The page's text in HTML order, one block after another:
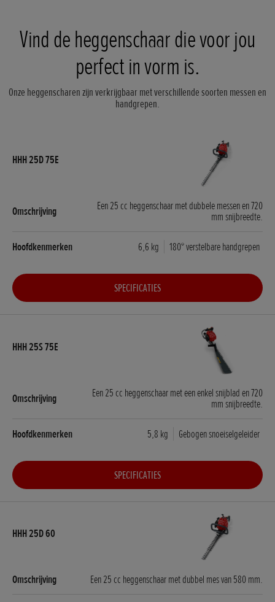
Vind de heggenschaar die voor jou
perfect in vorm is.
Onze heggenscharen zijn verkrijgbaar met verschillende soorten messen en
handgrepen.
Een 25 cc heggenschaar met dubbele messen en 720
mm snijbreedte.
6,6 kg 180° verstelbare handgrepen
SPECIFICATIES
Een 25 cc heggenschaar met een enkel snijblad en 720
mm snijbreedte.
5,8 kg Gebogen snoeiselgeleider
SPECIFICATIES
Een 25 cc heggenschaar met dubbel mes van 580 mm.